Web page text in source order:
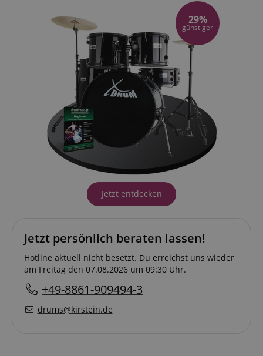
29%
günstiger
Jetzt entdecken
Jetzt persönlich beraten lassen!
Hotline aktuell nicht besetzt. Du erreichst uns wieder
am Freitag den 07.08.2026 um 09:30 Uhr.
+49-8861-909494-3
drums@kirstein.de